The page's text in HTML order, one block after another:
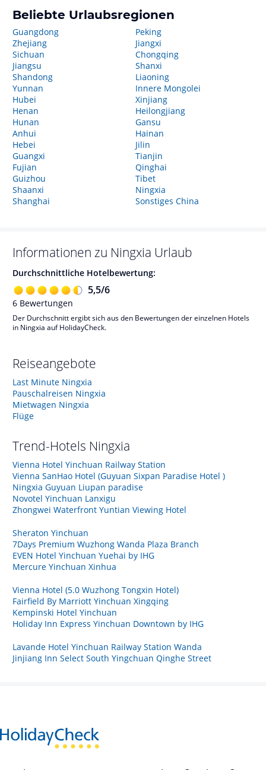
Beliebte Urlaubsregionen
Guangdong
Zhejiang
Sichuan
Jiangsu
Shandong
Yunnan
Hubei
Henan
Hunan
Anhui
Hebei
Guangxi
Fujian
Guizhou
Shaanxi
Shanghai
Peking
Jiangxi
Chongqing
Shanxi
Liaoning
Innere Mongolei
Xinjiang
Heilongjiang
Gansu
Hainan
Jilin
Tianjin
Qinghai
Tibet
Ningxia
Sonstiges China
Informationen zu Ningxia Urlaub
Durchschnittliche Hotelbewertung:
5,5/6
6 Bewertungen
Der Durchschnitt ergibt sich aus den Bewertungen der einzelnen Hotels
in Ningxia auf HolidayCheck.
Reiseangebote
Last Minute Ningxia
Pauschalreisen Ningxia
Mietwagen Ningxia
Flüge
Trend-Hotels Ningxia
Vienna Hotel Yinchuan Railway Station
Vienna SanHao Hotel (Guyuan Sixpan Paradise Hotel )
Ningxia Guyuan Liupan paradise
Novotel Yinchuan Lanxigu
Zhongwei Waterfront Yuntian Viewing Hotel
Sheraton Yinchuan
7Days Premium Wuzhong Wanda Plaza Branch
EVEN Hotel Yinchuan Yuehai by IHG
Mercure Yinchuan Xinhua
Vienna Hotel (5.0 Wuzhong Tongxin Hotel)
Fairfield By Marriott Yinchuan Xingqing
Kempinski Hotel Yinchuan
Holiday Inn Express Yinchuan Downtown by IHG
Lavande Hotel Yinchuan Railway Station Wanda
Jinjiang Inn Select South Yingchuan Qinghe Street